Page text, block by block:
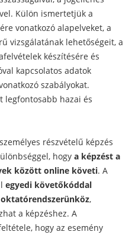
Külön ismertetjük a
vonatkozó alapelveket, a
vizsgálatának lehetőségeit, a
készítésére és
kapcsolatos adatok
szabályokat.
legfontosabb hazai és
részvételű képzés
hogy a képzést a
között online követi. A
egyedi követőkóddal
,
a képzéshez. A
hogy az esemény